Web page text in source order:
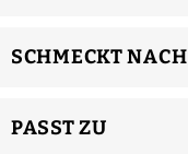
SCHMECKT NACH
PASST ZU